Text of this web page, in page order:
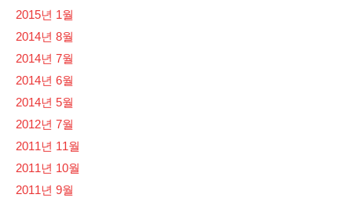
2015년 1월
2014년 8월
2014년 7월
2014년 6월
2014년 5월
2012년 7월
2011년 11월
2011년 10월
2011년 9월